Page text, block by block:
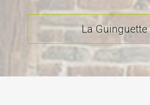
La Guinguette